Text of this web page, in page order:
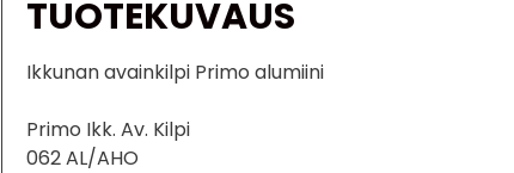
TUOTEKUVAUS
Ikkunan avainkilpi Primo alumiini
Primo Ikk. Av. Kilpi
062 AL/AHO